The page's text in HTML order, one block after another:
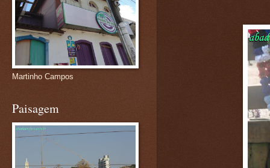
Martinho Campos
Paisagem